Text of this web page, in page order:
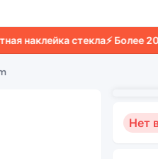
стекла⚡ Более 2000
Нет